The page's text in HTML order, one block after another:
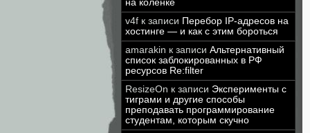
на коленке
v4f к записи Перебор IP-адресов на
хостинге — и как с этим бороться
amarakin к записи Альтернативный
список заблокированных в РФ
ресурсов Re:filter
ResizeOn к записи Эксперименты с
тиграми и другие способы
преподавать программирование
студентам, которым скучно